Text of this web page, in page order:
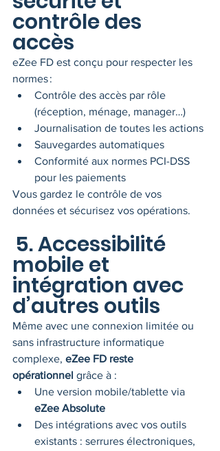
contrôle des
accès
eZee FD est conçu pour respecter les
normes :
Contrôle des accès par rôle
(réception, ménage, manager…)
Journalisation de toutes les actions
Sauvegardes automatiques
Conformité aux normes PCI-DSS
pour les paiements
Vous gardez le contrôle de vos
données et sécurisez vos opérations.
5. Accessibilité
mobile et
intégration avec
d’autres outils
Même avec une connexion limitée ou
sans infrastructure informatique
complexe, eZee FD reste
opérationnel grâce à :
Une version mobile/tablette via
eZee Absolute
Des intégrations avec vos outils
existants : serrures électroniques,